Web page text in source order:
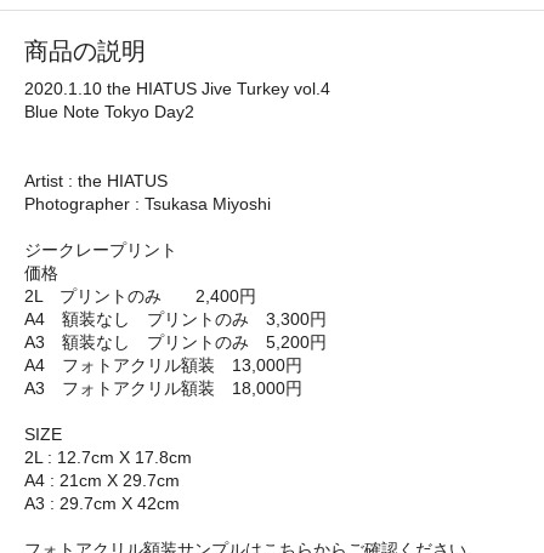
商品の説明
2020.1.10 the HIATUS Jive Turkey vol.4
Blue Note Tokyo Day2
Artist : the HIATUS
Photographer : Tsukasa Miyoshi
ジークレープリント
価格
2L プリントのみ 2,400円
A4 額装なし プリントのみ 3,300円
A3 額装なし プリントのみ 5,200円
A4 フォトアクリル額装 13,000円
A3 フォトアクリル額装 18,000円
SIZE
2L : 12.7cm X 17.8cm
A4 : 21cm X 29.7cm
A3 : 29.7cm X 42cm